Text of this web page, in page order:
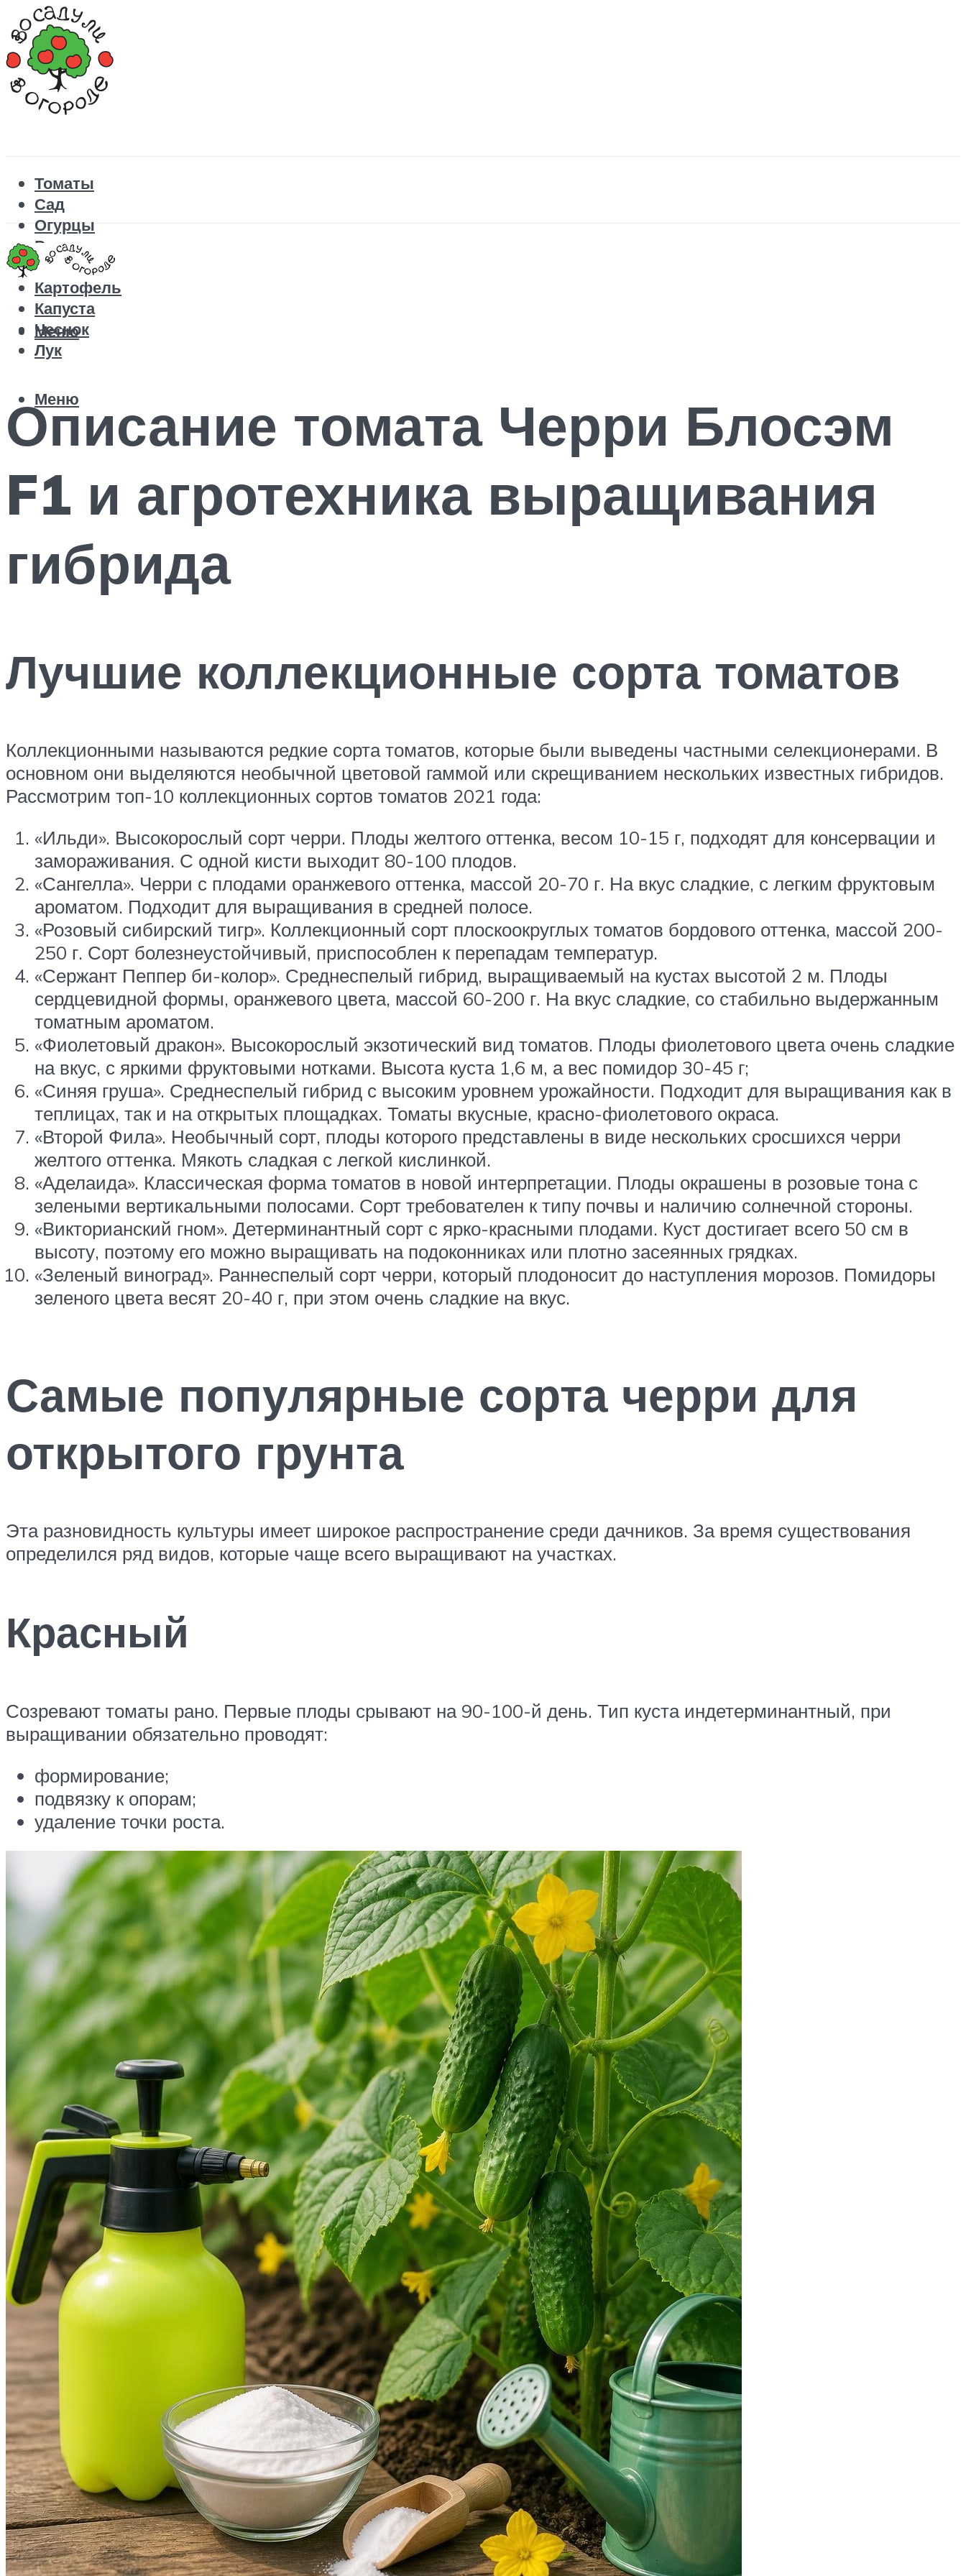
Томаты
Сад
Огурцы
Рецепты
Перец
Картофель
Капуста
Чеснок
Лук
Меню
Меню
Описание томата Черри Блосэм
F1 и агротехника выращивания
гибрида
Лучшие коллекционные сорта томатов
Коллекционными называются редкие сорта томатов, которые были выведены частными селекционерами. В
основном они выделяются необычной цветовой гаммой или скрещиванием нескольких известных гибридов.
Рассмотрим топ-10 коллекционных сортов томатов 2021 года:
«Ильди». Высокорослый сорт черри. Плоды желтого оттенка, весом 10-15 г, подходят для консервации и
замораживания. С одной кисти выходит 80-100 плодов.
«Сангелла». Черри с плодами оранжевого оттенка, массой 20-70 г. На вкус сладкие, с легким фруктовым
ароматом. Подходит для выращивания в средней полосе.
«Розовый сибирский тигр». Коллекционный сорт плоскоокруглых томатов бордового оттенка, массой 200-
250 г. Сорт болезнеустойчивый, приспособлен к перепадам температур.
«Сержант Пеппер би-колор». Среднеспелый гибрид, выращиваемый на кустах высотой 2 м. Плоды
сердцевидной формы, оранжевого цвета, массой 60-200 г. На вкус сладкие, со стабильно выдержанным
томатным ароматом.
«Фиолетовый дракон». Высокорослый экзотический вид томатов. Плоды фиолетового цвета очень сладкие
на вкус, с яркими фруктовыми нотками. Высота куста 1,6 м, а вес помидор 30-45 г;
«Синяя груша». Среднеспелый гибрид с высоким уровнем урожайности. Подходит для выращивания как в
теплицах, так и на открытых площадках. Томаты вкусные, красно-фиолетового окраса.
«Второй Фила». Необычный сорт, плоды которого представлены в виде нескольких сросшихся черри
желтого оттенка. Мякоть сладкая с легкой кислинкой.
«Аделаида». Классическая форма томатов в новой интерпретации. Плоды окрашены в розовые тона с
зелеными вертикальными полосами. Сорт требователен к типу почвы и наличию солнечной стороны.
«Викторианский гном». Детерминантный сорт с ярко-красными плодами. Куст достигает всего 50 см в
высоту, поэтому его можно выращивать на подоконниках или плотно засеянных грядках.
«Зеленый виноград». Раннеспелый сорт черри, который плодоносит до наступления морозов. Помидоры
зеленого цвета весят 20-40 г, при этом очень сладкие на вкус.
Самые популярные сорта черри для
открытого грунта
Эта разновидность культуры имеет широкое распространение среди дачников. За время существования
определился ряд видов, которые чаще всего выращивают на участках.
Красный
Созревают томаты рано. Первые плоды срывают на 90-100-й день. Тип куста индетерминантный, при
выращивании обязательно проводят:
формирование;
подвязку к опорам;
удаление точки роста.